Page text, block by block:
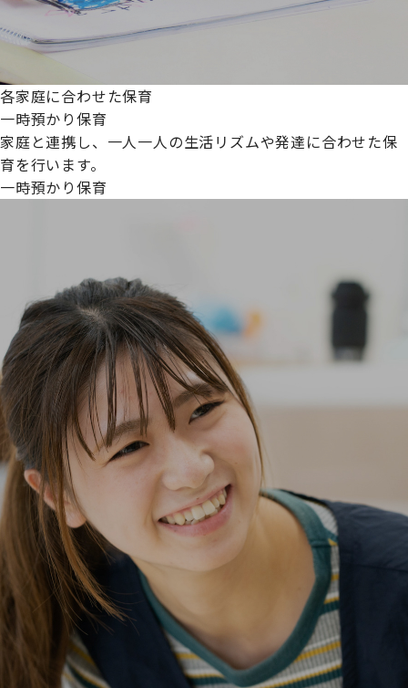
各家庭に合わせた保育
一時預かり保育
家庭と連携し、一人一人の生活リズムや発達に合わせた保
育を行います。
一時預かり保育